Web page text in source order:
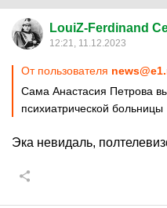
LouiZ-Ferdinand
12:21, 11.12.2023
От пользователя
Сама Анастасия Петрова
психиатрической больницы
Эка невидаль,